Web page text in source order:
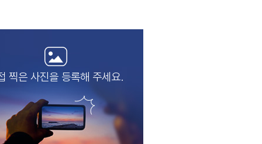
찍은 사진을 등록해 주세요.